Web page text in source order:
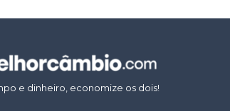
e dinheiro, economize os dois!